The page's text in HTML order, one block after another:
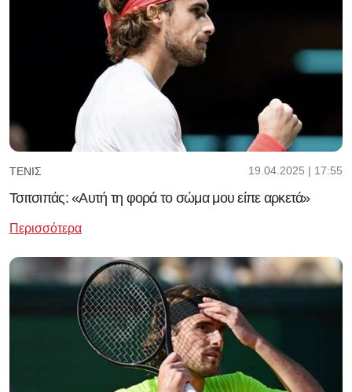
ΤΈΝΙΣ 19.04.2025 | 17:55
Τσιτσιπάς: «Αυτή τη φορά το σώμα μου είπε αρκετά»
Περισσότερα